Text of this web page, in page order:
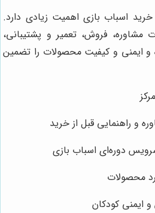
خرید اسباب بازی اهمیت زیادی دارد.
مشاوره، فروش، تعمیر و پشتیبانی،
و ایمنی و کیفیت محصولات را تضمین
و راهنمایی قبل از خرید
دوره‌ای اسباب بازی
محصولات
ایمنی کودکان